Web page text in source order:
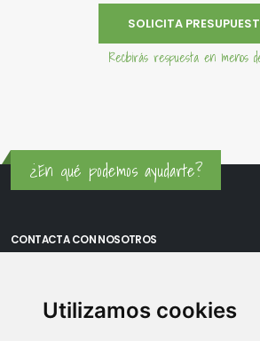
Utilizamos cookies
SOLICITA
Recibirás respuesta en menos
¿En qué podemos ayudarte?
CONTACTA CON NOSOTROS
Oficina Vitoria: Boulevard de Salburua 8,